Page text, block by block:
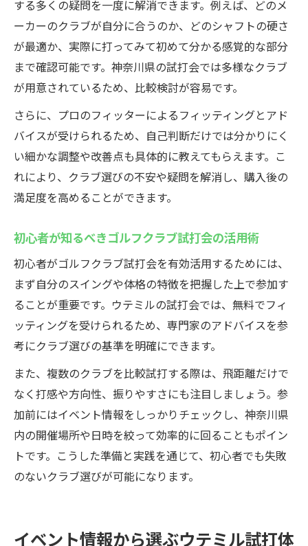
する多くの疑問を一度に解消できます。例えば、どのメ
ーカーのクラブが自分に合うのか、どのシャフトの硬さ
が最適か、実際に打ってみて初めて分かる感覚的な部分
まで確認可能です。神奈川県の試打会では多様なクラブ
が用意されているため、比較検討が容易です。
さらに、プロのフィッターによるフィッティングとアド
バイスが受けられるため、自己判断だけでは分かりにく
い細かな調整や改善点も具体的に教えてもらえます。こ
れにより、クラブ選びの不安や疑問を解消し、購入後の
満足度を高めることができます。
初心者が知るべきゴルフクラブ試打会の活用術
初心者がゴルフクラブ試打会を有効活用するためには、
まず自分のスイングや体格の特徴を把握した上で参加す
ることが重要です。ウテミルの試打会では、無料でフィ
ッティングを受けられるため、専門家のアドバイスを参
考にクラブ選びの基準を明確にできます。
また、複数のクラブを比較試打する際は、飛距離だけで
なく打感や方向性、振りやすさにも注目しましょう。参
加前にはイベント情報をしっかりチェックし、神奈川県
内の開催場所や日時を絞って効率的に回ることもポイン
トです。こうした準備と実践を通じて、初心者でも失敗
のないクラブ選びが可能になります。
イベント情報から選ぶウテミル試打体